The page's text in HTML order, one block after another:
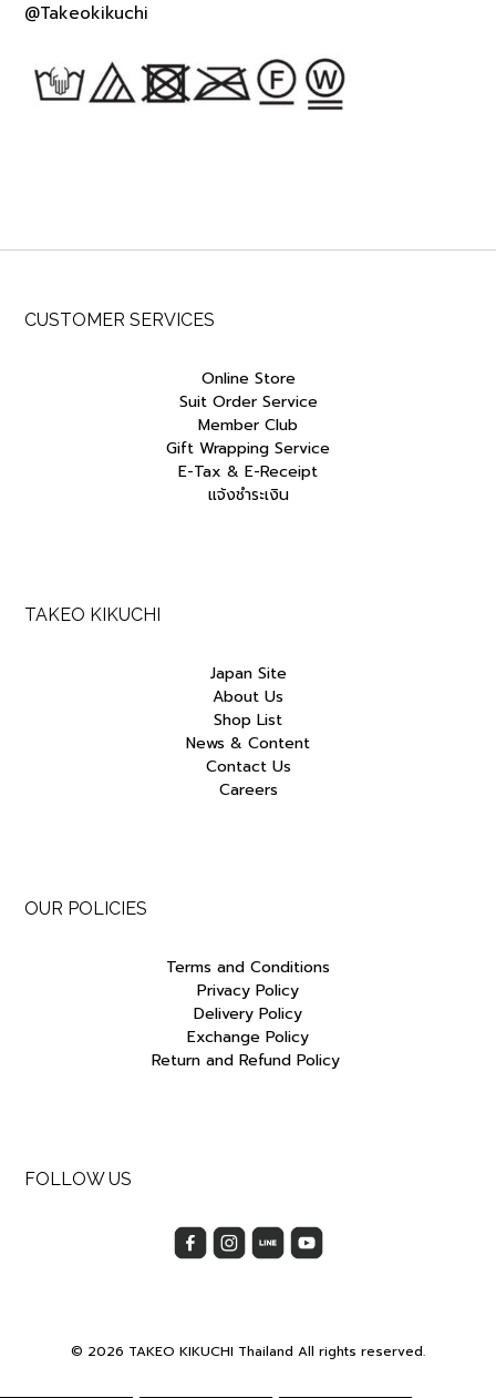
@Takeokikuchi
CUSTOMER SERVICES
Online Store
Suit Order Service
Member Club
Gift Wrapping Service
E-Tax & E-Receipt
แจ้งชำระเงิน
TAKEO KIKUCHI
Japan Site
About Us
Shop List
News & Content
Contact Us
Careers
OUR POLICIES
Terms and Conditions
Privacy Policy
Delivery Policy
Exchange Policy
Return and Refund Policy
FOLLOW US
© 2026 TAKEO KIKUCHI Thailand All rights reserved.